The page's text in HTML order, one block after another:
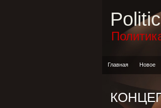
Главная Новое